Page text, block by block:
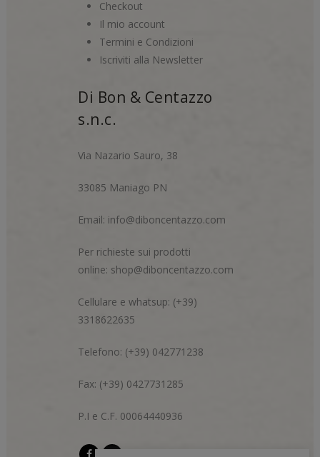
Checkout
Il mio account
Termini e Condizioni
Iscriviti alla Newsletter
Di Bon & Centazzo
s.n.c.
Via Nazario Sauro, 38
33085 Maniago PN
Email: info@diboncentazzo.com
Per richieste sui prodotti
online: shop@diboncentazzo.com
Cellulare e whatsup: (+39)
3318622635
Telefono: (+39) 042771238
Fax: (+39) 0427731285
P.I e C.F. 00064440936